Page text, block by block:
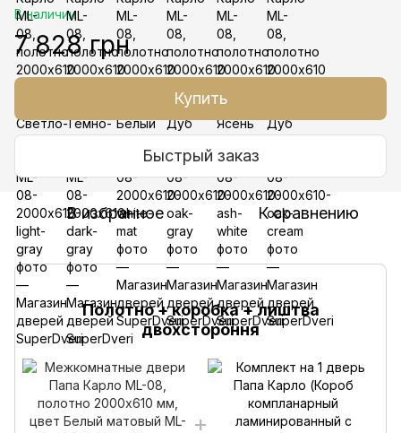
В наличии
7 828 грн
Купить
Быстрый заказ
В избранное К сравнению
Полотно + коробка + лиштва
двохстороння